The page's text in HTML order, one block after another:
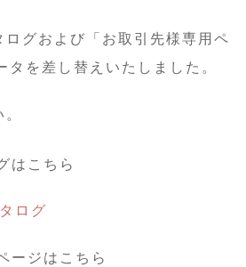
ログおよび「お取引先様専用ペ
タを差し替えいたしました。
はこちら
ログ
ージはこちら